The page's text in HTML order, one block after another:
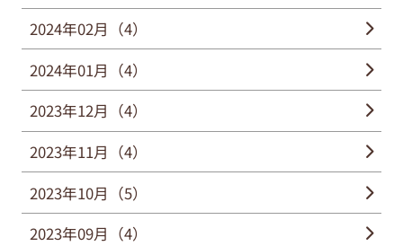
2024年02月（4）
2024年01月（4）
2023年12月（4）
2023年11月（4）
2023年10月（5）
2023年09月（4）